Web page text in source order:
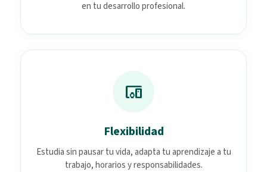
en tu desarrollo profesional.
devices_other
Flexibilidad
Estudia sin pausar tu vida, adapta tu aprendizaje a tu
trabajo, horarios y responsabilidades.